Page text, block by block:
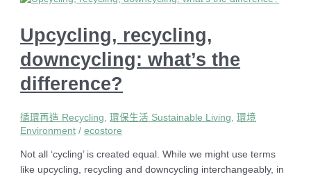
Upcycling, recycling,
downcycling: what’s the
difference?
循環再造 Recycling,環保生活 Sustainable Living,環境
Environment /ecostore
Not all ‘cycling’ is created equal. While we might use terms
like upcycling, recycling and downcycling interchangeably, in